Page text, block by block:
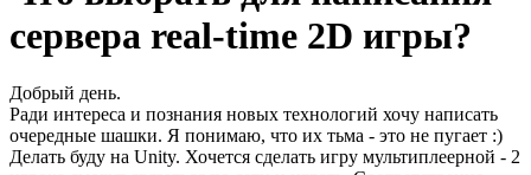
сервера real-time 2D игры?
Добрый день.
Ради интереса и познания новых технологий хочу написать
очередные шашки. Я понимаю, что их тьма - это не пугает :)
Делать буду на Unity. Хочется сделать игру мультиплеерной - 2